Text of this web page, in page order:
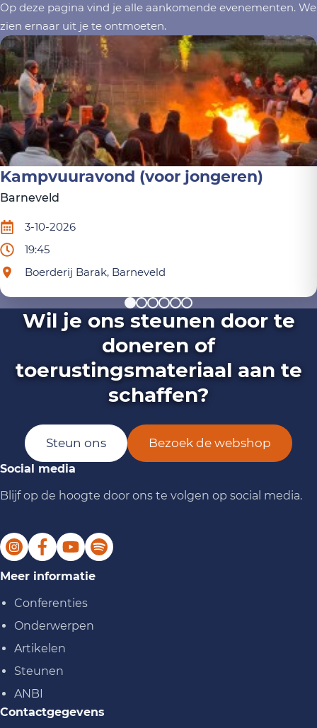
Op deze pagina vind je alle aankomende evenementen. We
zien ernaar uit je te ontmoeten.
Kampvuuravond (voor jongeren)
Barneveld
3-10-2026
19:45
Boerderij Barak, Barneveld
Wil je ons steunen door te
doneren of
toerustingsmateriaal aan te
schaffen?
Steun ons Bezoek de webshop
Social media
Blijf op de hoogte door ons te volgen op social media.
Meer informatie
Conferenties
Onderwerpen
Artikelen
Steunen
ANBI
Contactgegevens